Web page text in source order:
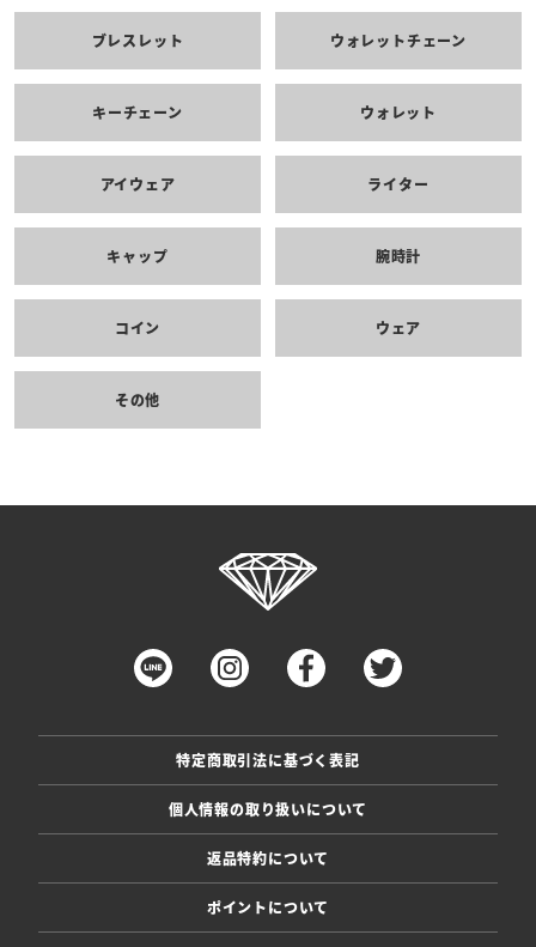
ブレスレット ウォレットチェーン
キーチェーン ウォレット
アイウェア ライター
キャップ 腕時計
コイン ウェア
その他
特定商取引法に基づく表記
個人情報の取り扱いについて
返品特約について
ポイントについて